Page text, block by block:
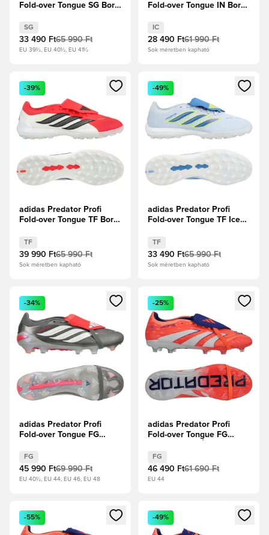
Fold-over Tongue SG Born
Élénkpiros/Core
Black/Fehér cipők
SG
33 490 Ft65 990 Ft
EU 39½, EU 40½, EU 41½
Fold-over Tongue IN Born
Élénkpiros/Core
Black/Fehér cipők
IC
28 490 Ft61 990 Ft
Sok méretben kapható
Megnyit egy modált a bejelentkezéshez vagy a tagként
-39%
adidas Predator Profi
Fold-over Tongue TF Born
Élénkpiros/Core
Black/Fehér cipők
TF
39 990 Ft65 990 Ft
Sok méretben kapható
Megnyit egy modált a
-49%
adidas Predator Profi
Fold-over Tongue TF Ice
Sky/Ray Blue/Napsárga
TF
33 490 Ft65 990 Ft
Sok méretben kapható
Megnyit egy modált a bejelentkezéshez vagy a tagként
-34%
adidas Predator Profi
Fold-over Tongue FG
Vasfém/Fehér cipők/
Élénkpiros
FG
45 990 Ft69 990 Ft
EU 40½, EU 44, EU 46, EU 48
Megnyit egy modált a
-25%
adidas Predator Profi
Fold-over Tongue FG
Korall/Fehér
cipők/Ragyogó narancs
FG
46 490 Ft61 690 Ft
EU 44
Megnyit egy modált a bejelentkezéshez vagy a tagként
-55%
Megnyit egy modált a
-49%